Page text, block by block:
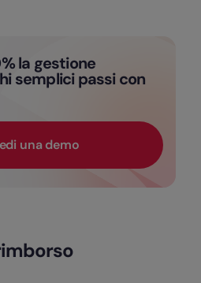
la gestione
semplici passi con
una demo